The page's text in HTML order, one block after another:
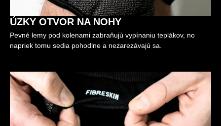
ÚZKY OTVOR NA NOHY
Pevné lemy pod kolenami zabraňujú vypínaniu teplákov, no
napriek tomu sedia pohodlne a nezarezávajú sa.